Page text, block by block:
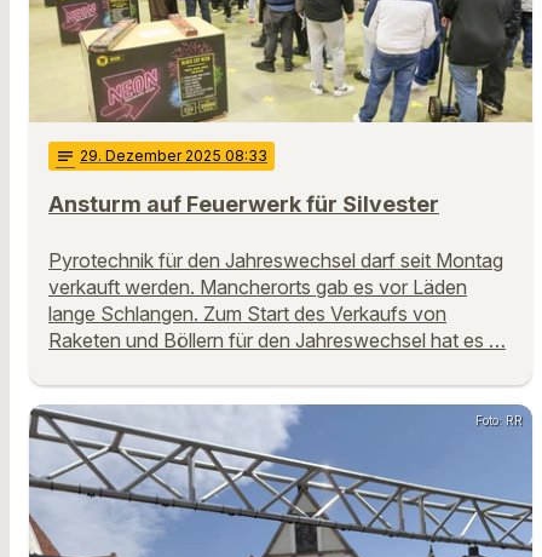
notes 29. Dezember 2025 08:33
Ansturm auf Feuerwerk für Silvester
Pyrotechnik für den Jahreswechsel darf seit Montag
verkauft werden. Mancherorts gab es vor Läden
lange Schlangen. Zum Start des Verkaufs von
Raketen und Böllern für den Jahreswechsel hat es …
Foto: RR